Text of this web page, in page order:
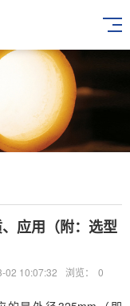
应用（附：选型
02 10:07:32 浏览： 0